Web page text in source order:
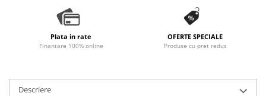
Plata in rate
Finantare 100% online
OFERTE SPECIALE
Produse cu pret redus
Descriere